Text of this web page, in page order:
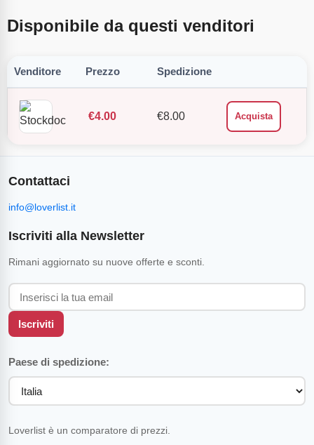
Disponibile da questi venditori
Venditore Prezzo Spedizione
€4.00 €8.00 Acquista
Contattaci
info@loverlist.it
Iscriviti alla Newsletter
Rimani aggiornato su nuove offerte e sconti.
Iscriviti
Paese di spedizione:
Loverlist è un comparatore di prezzi.